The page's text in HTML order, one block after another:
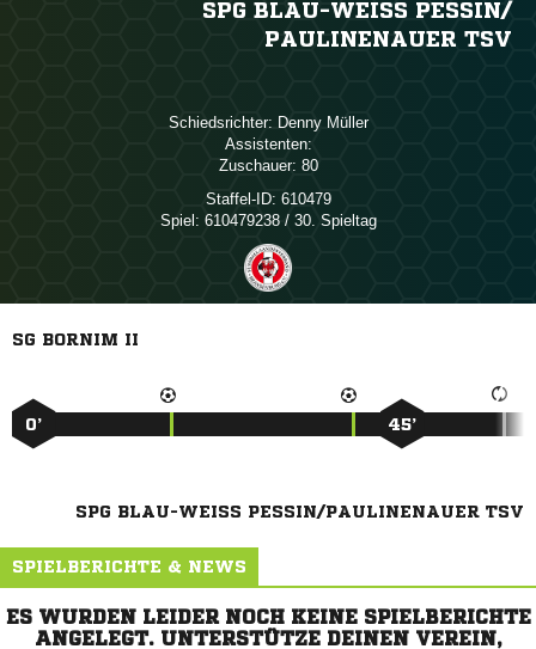
SPG BLAU-WEISS PESSIN/​P
AULINENAUER TSV
Schiedsrichter:  
Assistenten:
Zuschauer: 80
Staffel-ID: 610479
Spiel: 610479238 / 30. Spieltag
SG BORNIM II
0’ 45’
SPG BLAU-WEISS PESSIN/PAULINENAUER TSV
SPIELBERICHTE & NEWS
ES WURDEN LEIDER NOCH KEINE SPIELBERICHTE
ANGELEGT. UNTERSTÜTZE DEINEN VEREIN,